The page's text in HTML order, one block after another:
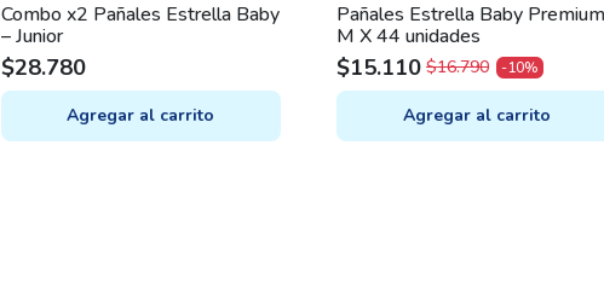
Combo x2 Pañales Estrella Baby
– Junior
$28.780
Agregar al carrito
Pañales Estrella Baby Premium
M X 44 unidades
$16.790
ORIGINAL
PRICE
WAS:
$15.110
CURRENT
PRICE
IS:
-10%
Agregar al carrito